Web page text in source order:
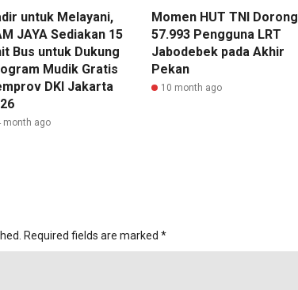
untuk Melayani,
JAYA Sediakan 15
Bus untuk Dukung
Mudik Gratis
DKI Jakarta
month ago
Momen HUT TNI Dorong
57.993 Pengguna LRT
Jabodebek pada Akhir
Pekan
10 month ago
Required fields are marked *